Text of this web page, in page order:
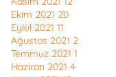
Ekim 2021 20
Eylül 2021 11
Ağustos 2021 2
Temmuz 2021 1
Haziran 2021 4